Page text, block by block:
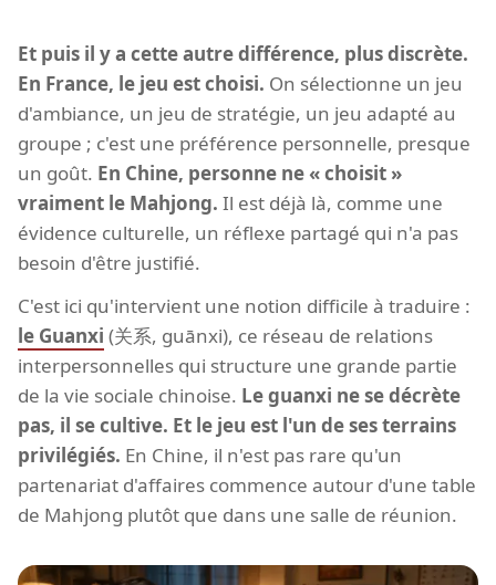
Et puis il y a cette autre différence, plus discrète.
En France, le jeu est choisi. On sélectionne un jeu
d'ambiance, un jeu de stratégie, un jeu adapté au
groupe ; c'est une préférence personnelle, presque
un goût. En Chine, personne ne « choisit »
vraiment le Mahjong. Il est déjà là, comme une
évidence culturelle, un réflexe partagé qui n'a pas
besoin d'être justifié.
C'est ici qu'intervient une notion difficile à traduire :
le Guanxi (关系, guānxi), ce réseau de relations
interpersonnelles qui structure une grande partie
de la vie sociale chinoise. Le guanxi ne se décrète
pas, il se cultive. Et le jeu est l'un de ses terrains
privilégiés. En Chine, il n'est pas rare qu'un
partenariat d'affaires commence autour d'une table
de Mahjong plutôt que dans une salle de réunion.